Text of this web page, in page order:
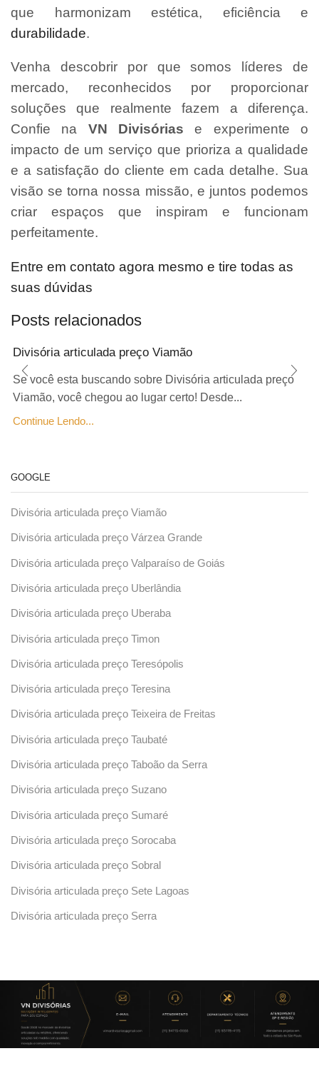
que harmonizam estética, eficiência e
durabilidade.
Venha descobrir por que somos líderes de
mercado, reconhecidos por proporcionar
soluções que realmente fazem a diferença.
Confie na VN Divisórias e experimente o
impacto de um serviço que prioriza a qualidade
e a satisfação do cliente em cada detalhe. Sua
visão se torna nossa missão, e juntos podemos
criar espaços que inspiram e funcionam
perfeitamente.
Entre em contato agora mesmo e tire todas as
suas dúvidas
Posts relacionados
Divisória articulada preço Viamão
Se você esta buscando sobre Divisória articulada preço
Viamão, você chegou ao lugar certo! Desde...
Continue Lendo...
GOOGLE
Divisória articulada preço Viamão
Divisória articulada preço Várzea Grande
Divisória articulada preço Valparaíso de Goiás
Divisória articulada preço Uberlândia
Divisória articulada preço Uberaba
Divisória articulada preço Timon
Divisória articulada preço Teresópolis
Divisória articulada preço Teresina
Divisória articulada preço Teixeira de Freitas
Divisória articulada preço Taubaté
Divisória articulada preço Taboão da Serra
Divisória articulada preço Suzano
Divisória articulada preço Sumaré
Divisória articulada preço Sorocaba
Divisória articulada preço Sobral
Divisória articulada preço Sete Lagoas
Divisória articulada preço Serra